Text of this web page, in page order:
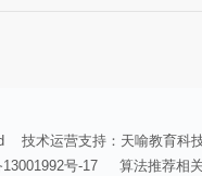
技术运营支持： 天喻教育科
号-17 算法推荐相